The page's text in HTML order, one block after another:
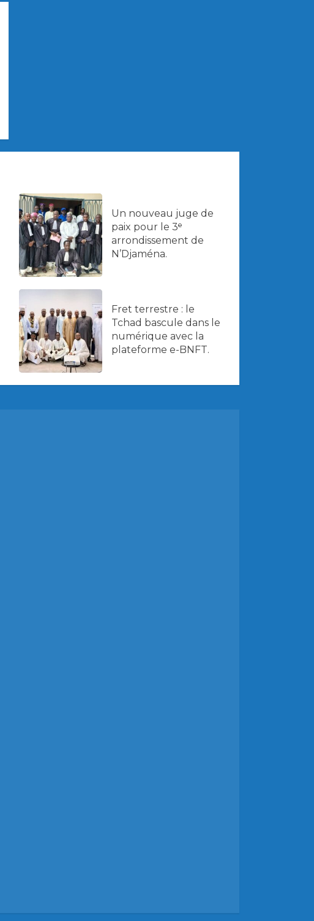
Un nouveau juge de
paix pour le 3ᵉ
arrondissement de
N’Djaména.
Fret terrestre : le
Tchad bascule dans le
numérique avec la
plateforme e-BNFT.